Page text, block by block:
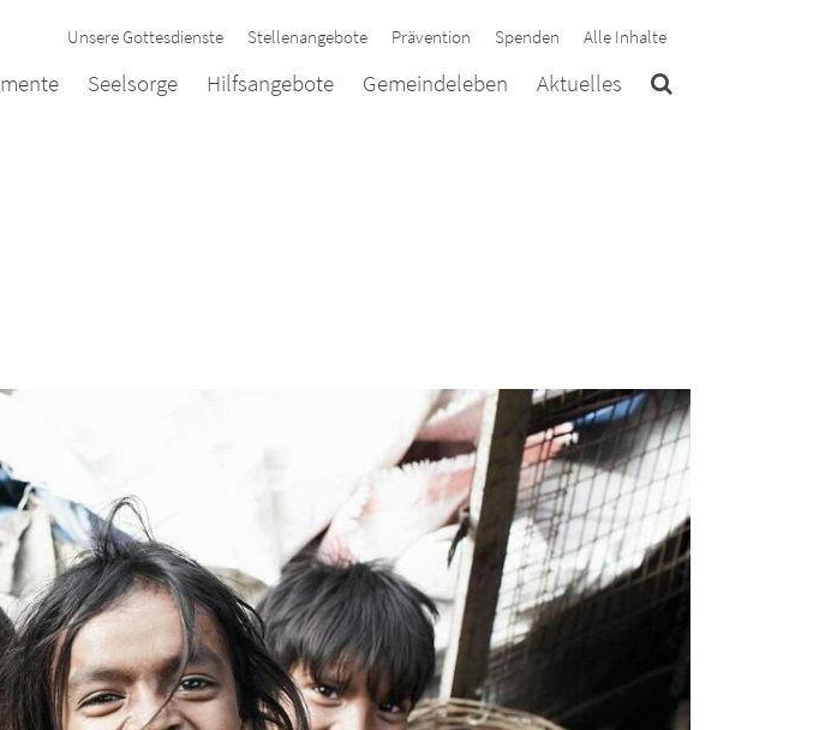
Unsere Gottesdienste Stellenangebote Prävention Spenden Alle Inhalte
Seelsorge Hilfsangebote Gemeindeleben Aktuelles